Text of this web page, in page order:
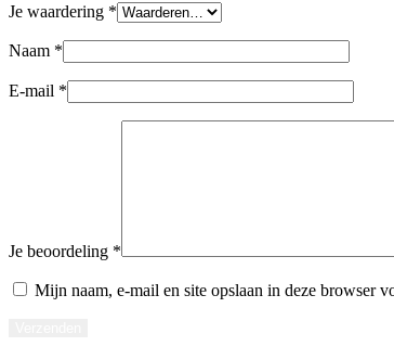
Je waardering *
Naam *
E-mail *
Je beoordeling *
Mijn naam, e-mail en site opslaan in deze browser